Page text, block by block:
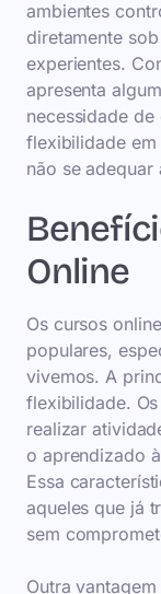
ambientes
diretamente
experientes.
apresenta
necessidade
flexibilidade
não se
Online
Os cursos
populares,
vivemos. A
flexibilidade.
realizar
o aprendizado
Essa
aqueles que já
sem
Outra